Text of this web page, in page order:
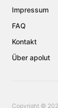
Impressum
FAQ
Kontakt
Über apolut
Copyright ©